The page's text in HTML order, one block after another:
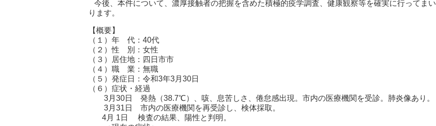
今後、本件について、濃厚接触者の把握を含めた積極的疫学調査、健康観察等を確実に行ってまい
ります。
【概要】
（１）年 代：40代
（２）性 別：女性
（３）居住地：四日市市
（４）職 業：無職
（５）発症日：令和3年3月30日
（６）症状・経過
3月30日 発熱（38.7℃）、咳、息苦しさ、倦怠感出現。市内の医療機関を受診。肺炎像あり。
3月31日 市内の医療機関を再受診し、検体採取。
4月 1日 検査の結果、陽性と判明。